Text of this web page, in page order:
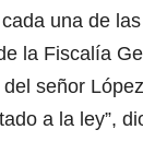
una de
la Fiscalía
señor
a la ley”,